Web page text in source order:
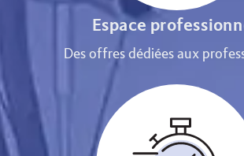
Espace
Des offres dédiées aux